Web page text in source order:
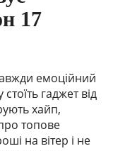
17
емоційний
гаджет від
хайп,
топове
на вітер і не